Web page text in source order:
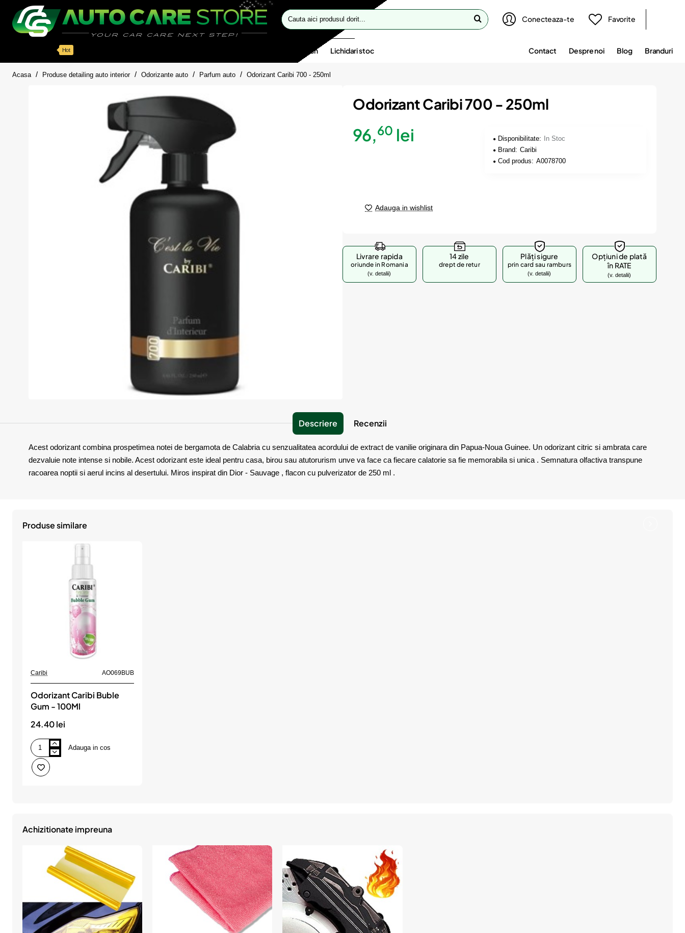
Cauta
aici
Conecteaza-te Favorite
Hot Oferte flash Lichidari stoc Contact Despre noi Blog Branduri
Acasa homeProduse detailing auto interior Odorizante auto Parfum auto Odorizant Caribi 700 - 250ml
In Stoc
Odorizant Caribi 700 - 250ml
96,60 lei Disponibilitate:
In Stoc
Brand: Caribi
Cod produs: A0078700
Adauga in wishlist
Livrare rapida
oriunde in Romania
(v. detalii)
14 zile
drept de retur
Plăți sigure
prin card sau ramburs
(v. detalii)
Opțiuni de plată
în RATE
(v. detalii)
Descriere Recenzii
Acest odorizant combina prospetimea notei de bergamota de Calabria cu senzualitatea acordului de extract de vanilie originara din Papua-Noua Guinee. Un odorizant citric si ambrata care
dezvaluie note intense si nobile. Acest odorizant este ideal pentru casa, birou sau atutorurism unve va face ca fiecare calatorie sa fie memorabila si unica . Semnatura olfactiva transpune
racoarea noptii si aerul incins al desertului. Miros inspirat din Dior - Sauvage , flacon cu pulverizator de 250 ml .
Produse similare
Caribi AO069BUB
Odorizant Caribi Buble
Gum - 100Ml
24.40 lei
Odorizant
Caribi
Buble
Gum
Adauga in cos
Achizitionate impreuna